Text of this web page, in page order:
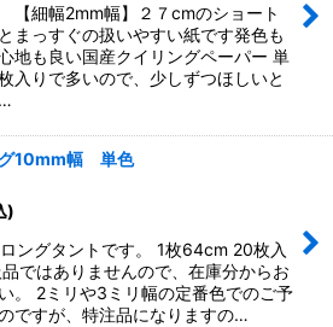
細幅2mm幅】２７cmのショート
まっすぐの扱いやすい紙です発色も
地も良い国産クイリングペーパー 単
入りで多いので、少しずつほしいと
グ10mm幅 単色
)
ングタントです。 1枚64cm 20枚入
ではありませんので、在庫分からお
。 2ミリや3ミリ幅の定番色でのご予
ですが、特注品になりますの…